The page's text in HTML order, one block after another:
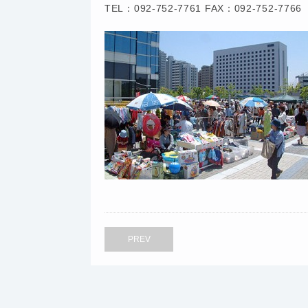
TEL：092-752-7761 FAX：092-752-7766
PREV